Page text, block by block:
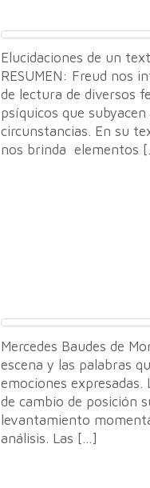
Elucidaciones de un
RESUMEN: Freud nos
de lectura de diversos
psíquicos que
circunstancias. En su
nos brinda elementos
Mercedes Baudes de
escena y las palabras
emociones
de cambio de posición
levantamiento
análisis. Las […]